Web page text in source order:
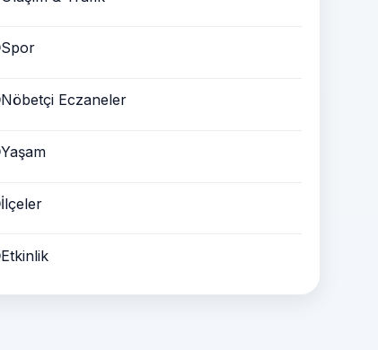
Spor
Nöbetçi Eczaneler
Yaşam
İlçeler
Etkinlik